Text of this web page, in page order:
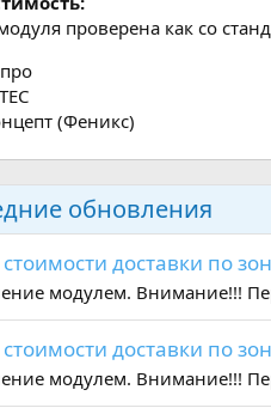
проверена как со
(Феникс)
обновления
стоимости доставки по
модулем. Внимание!!!
стоимости доставки по
модулем. Внимание!!!